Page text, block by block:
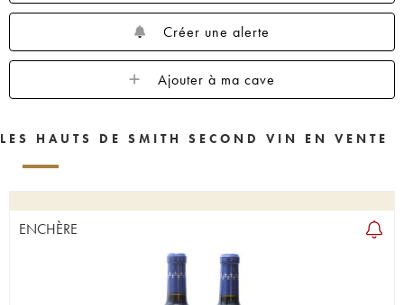
Créer une alerte
Ajouter à ma cave
LES HAUTS DE SMITH SECOND VIN EN VENTE
ENCHÈRE